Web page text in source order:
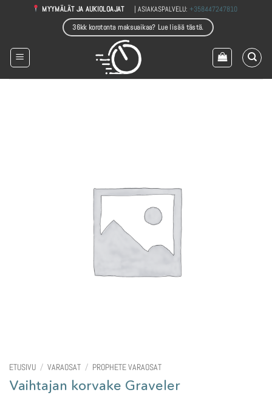
MYYMÄLÄT JA AUKIOLOAJAT | ASIAKASPALVELU:+358447247810
36kk korotonta maksuaikaa? Lue lisää tästä.
ETUSIVU / VARAOSAT / PROPHETE VARAOSAT
Vaihtajan korvake Graveler